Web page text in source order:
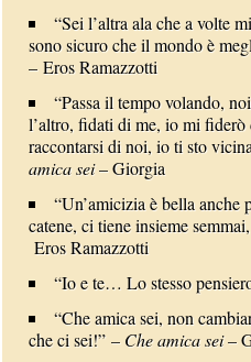
“Sei l’altra ala che a volte
sono sicuro che il mondo è
– Eros Ramazzotti
“Passa il tempo volando,
l’altro, fidati di me, io mi fiderò
raccontarsi di noi, io ti sto
amica sei– Giorgia
“Un’amicizia è bella anche
catene, ci tiene insieme
Eros Ramazzotti
“Io e te… Lo stesso
“Che amica sei, non
che ci sei!” –Che amica sei–